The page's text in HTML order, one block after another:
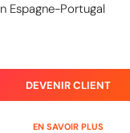
Espagne-Portugal
DEVENIR CLIENT
EN SAVOIR PLUS